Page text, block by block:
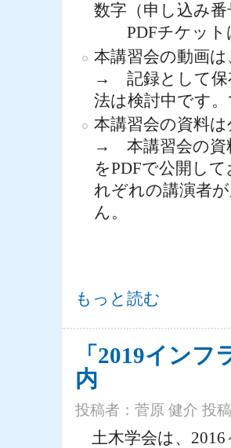
数字（申し込み
PDFチケット
本講習会の動画
→ 記録として保
法は検討中です
本講習会の資料
→ 本講習会の資
をPDFで公開し
れぞれの講演者
ん。
（6/16開催）インフラの健康状態と
もっと読む
「2019イン
内
投稿者： 菅原 健介 投
土木学会は、2016